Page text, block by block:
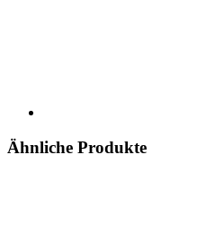
Ähnliche Produkte